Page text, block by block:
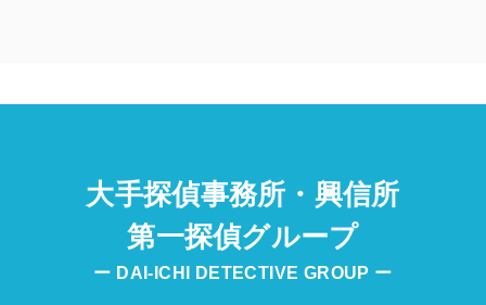
大手探偵事務所・興信所
第一探偵グループ
ー DAI-ICHI DETECTIVE GROUP ー